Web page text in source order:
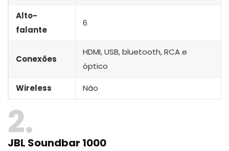
Alto-
falante
6
Conexões
‎HDMI, USB, bluetooth, RCA e
óptico
Wireless Não
2
JBL Soundbar 1000